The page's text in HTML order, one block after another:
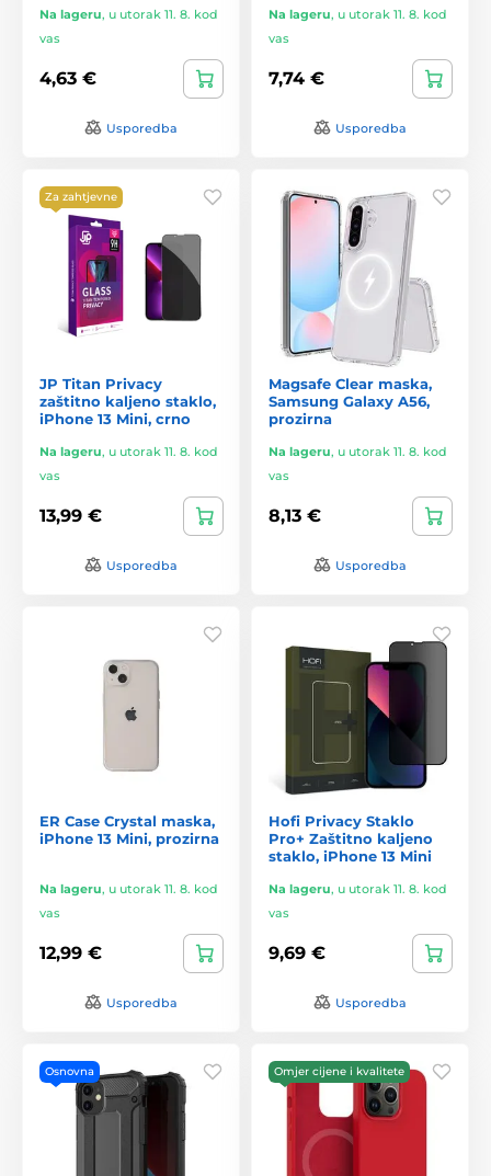
Na lageru, u utorak 11. 8. kod
vas
4,63 €
Usporedba
Na lageru, u utorak 11. 8. kod
vas
7,74 €
Usporedba
Za zahtjevne
JP Titan Privacy
zaštitno kaljeno staklo,
iPhone 13 Mini, crno
Na lageru, u utorak 11. 8. kod
vas
13,99 €
Usporedba
Magsafe Clear maska,
Samsung Galaxy A56,
prozirna
Na lageru, u utorak 11. 8. kod
vas
8,13 €
Usporedba
ER Case Crystal maska,
iPhone 13 Mini, prozirna
Na lageru, u utorak 11. 8. kod
vas
12,99 €
Usporedba
Hofi Privacy Staklo
Pro+ Zaštitno kaljeno
staklo, iPhone 13 Mini
Na lageru, u utorak 11. 8. kod
vas
9,69 €
Usporedba
Osnovna Omjer cijene i kvalitete